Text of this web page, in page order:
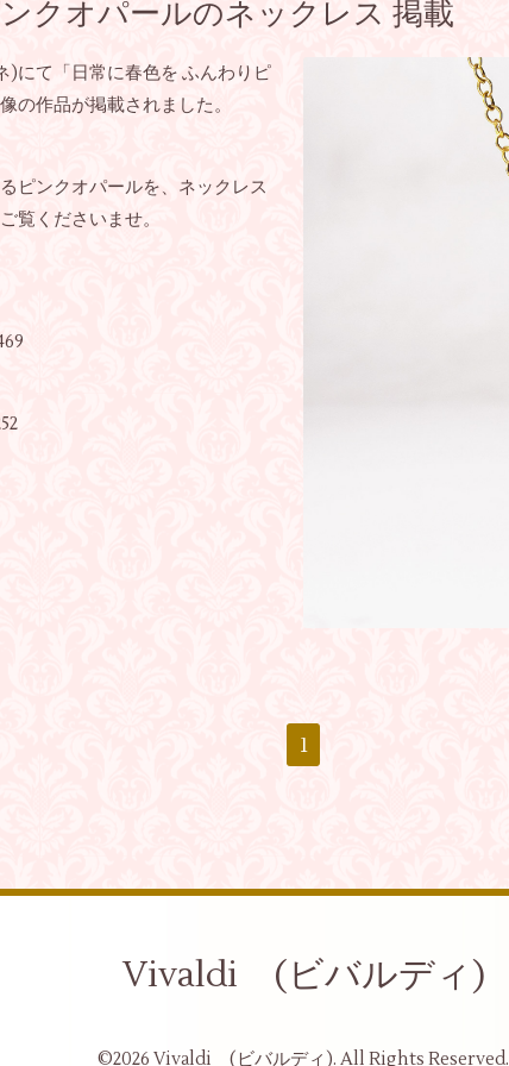
ンクオパールのネックレス 掲載
にて「日常に春色を ふんわりピ
の作品が掲載されました。
ピンクオパールを、ネックレス
覧くださいませ。
1
Vivaldi (ビバルディ)
©2026 Vivaldi (ビバルディ). All Rights Reserved.